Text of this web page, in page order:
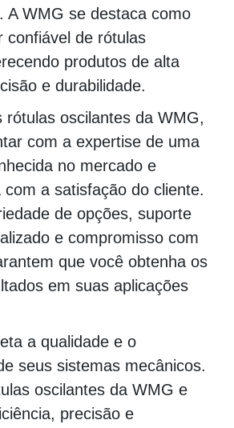
A WMG se destaca como
confiável de rótulas
produtos de alta
e durabilidade.
rótulas oscilantes da WMG,
com a expertise de uma
no mercado e
a satisfação do cliente.
de opções, suporte
e compromisso com
que você obtenha os
em suas aplicações
a qualidade e o
seus sistemas mecânicos.
oscilantes da WMG e
precisão e